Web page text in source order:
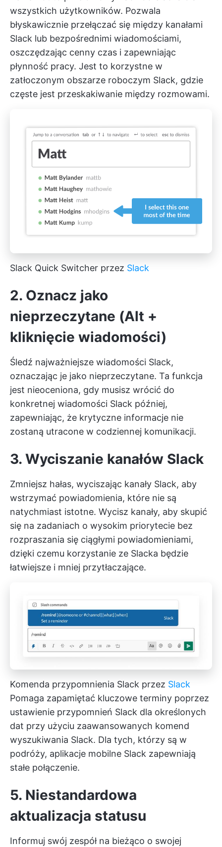
wszystkich użytkowników. Pozwala
błyskawicznie przełączać się między kanałami
Slack lub bezpośrednimi wiadomościami,
oszczędzając cenny czas i zapewniając
płynność pracy. Jest to korzystne w
zatłoczonym obszarze roboczym Slack, gdzie
częste jest przeskakiwanie między rozmowami.
Slack Quick Switcher przez Slack
2. Oznacz jako
nieprzeczytane (Alt +
kliknięcie wiadomości)
Śledź najważniejsze wiadomości Slack,
oznaczając je jako nieprzeczytane. Ta funkcja
jest nieoceniona, gdy musisz wrócić do
konkretnej wiadomości Slack później,
zapewniając, że krytyczne informacje nie
zostaną utracone w codziennej komunikacji.
3. Wyciszanie kanałów Slack
Zmniejsz hałas, wyciszając kanały Slack, aby
wstrzymać powiadomienia, które nie są
natychmiast istotne. Wycisz kanały, aby skupić
się na zadaniach o wysokim priorytecie bez
rozpraszania się ciągłymi powiadomieniami,
dzięki czemu korzystanie ze Slacka będzie
łatwiejsze i mniej przytłaczające.
Komenda przypomnienia Slack przez Slack
Pomaga zapamiętać kluczowe terminy poprzez
ustawienie przypomnień Slack dla określonych
dat przy użyciu zaawansowanych komend
wyszukiwania Slack. Dla tych, którzy są w
podróży, aplikacje mobilne Slack zapewniają
stałe połączenie.
5. Niestandardowa
aktualizacja statusu
Informuj swój zespół na bieżąco o swojej